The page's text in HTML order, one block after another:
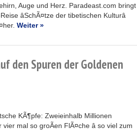
Auge und Herz. Paradeast.com bringt
âSchÃ¤tze der tibetischen Kulturâ
Weiter »
den Spuren der Goldenen
KÃ¶pfe: Zweieinhalb Millionen
mal so groÃen FlÃ¤che â so viel zum